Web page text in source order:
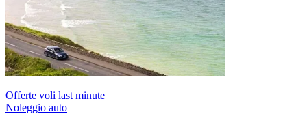
Offerte voli last minute
Noleggio auto